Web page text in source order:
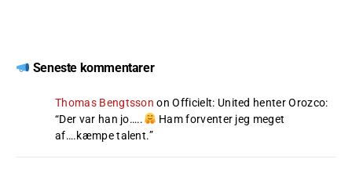
Seneste kommentarer
Thomas Bengtsson onOfficielt: United henter Orozco:
“Der var han jo…..
Ham forventer jeg meget
af….kæmpe talent.”